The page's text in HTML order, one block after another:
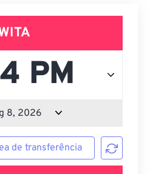
de transferência